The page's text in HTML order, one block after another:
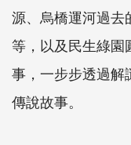
源、烏橋運河過去
等，以及民生綠園
事，一步步透過解
傳說故事。